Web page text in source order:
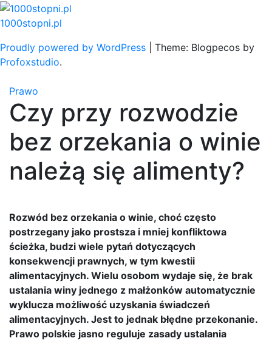
Skip
to
1000stopni.pl
Proudly powered by WordPress
Theme: Blogpecos by
Profoxstudio.
Prawo
Czy przy rozwodzie
bez orzekania o winie
należą się alimenty?
Rozwód bez orzekania o winie, choć często
postrzegany jako prostsza i mniej konfliktowa
ścieżka, budzi wiele pytań dotyczących
konsekwencji prawnych, w tym kwestii
alimentacyjnych. Wielu osobom wydaje się, że brak
ustalania winy jednego z małżonków automatycznie
wyklucza możliwość uzyskania świadczeń
alimentacyjnych. Jest to jednak błędne przekonanie.
Prawo polskie jasno reguluje zasady ustalania